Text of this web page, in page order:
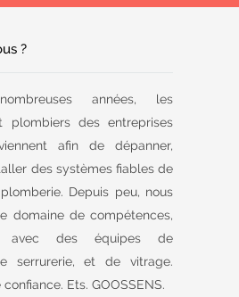
?
années, les
plombiers des entreprises
afin de dépanner,
des systèmes fiables de
Depuis peu, nous
domaine de compétences,
avec des équipes de
serrurerie, et de vitrage.
Ets. GOOSSENS.